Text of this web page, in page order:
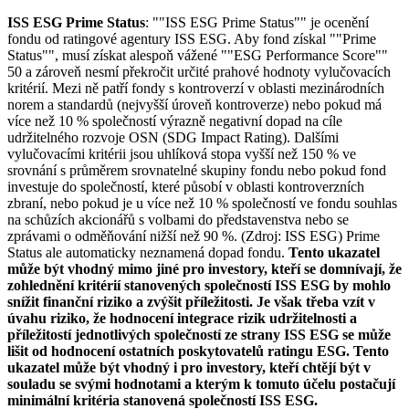
ISS ESG Prime Status: ""ISS ESG Prime Status"" je ocenění
fondu od ratingové agentury ISS ESG. Aby fond získal ""Prime
Status"", musí získat alespoň vážené ""ESG Performance Score""
50 a zároveň nesmí překročit určité prahové hodnoty vylučovacích
kritérií. Mezi ně patří fondy s kontroverzí v oblasti mezinárodních
norem a standardů (nejvyšší úroveň kontroverze) nebo pokud má
více než 10 % společností výrazně negativní dopad na cíle
udržitelného rozvoje OSN (SDG Impact Rating). Dalšími
vylučovacími kritérii jsou uhlíková stopa vyšší než 150 % ve
srovnání s průměrem srovnatelné skupiny fondu nebo pokud fond
investuje do společností, které působí v oblasti kontroverzních
zbraní, nebo pokud je u více než 10 % společností ve fondu souhlas
na schůzích akcionářů s volbami do představenstva nebo se
zprávami o odměňování nižší než 90 %. (Zdroj: ISS ESG) Prime
Status ale automaticky neznamená dopad fondu. Tento ukazatel
může být vhodný mimo jiné pro investory, kteří se domnívají, že
zohlednění kritérií stanovených společností ISS ESG by mohlo
snížit finanční riziko a zvýšit příležitosti. Je však třeba vzít v
úvahu riziko, že hodnocení integrace rizik udržitelnosti a
příležitostí jednotlivých společností ze strany ISS ESG se může
lišit od hodnocení ostatních poskytovatelů ratingu ESG. Tento
ukazatel může být vhodný i pro investory, kteří chtějí být v
souladu se svými hodnotami a kterým k tomuto účelu postačují
minimální kritéria stanovená společností ISS ESG.